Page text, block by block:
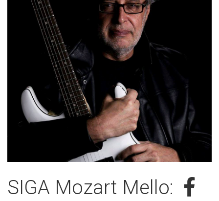
SIGA Mozart Mello: